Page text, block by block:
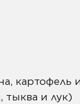
картофель
и лук)